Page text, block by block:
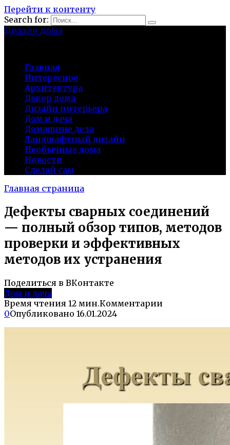
Перейти к контенту
Search for:
Дизайн дома
Главная
Интересное
Архитектура
Декор дома
Дизайн интерьера
Дом и дача
Домашние дела
Ландшафтный дизайн
Необычные дома
Новости
Сделай сам
Главная страница
Дефекты сварных соединений
— полный обзор типов, методов
проверки и эффективных
методов их устранения
Поделиться в ВКонтакте
Дом и дача
Время чтения 12 мин.Комментарии
0Опубликовано 16.01.2024